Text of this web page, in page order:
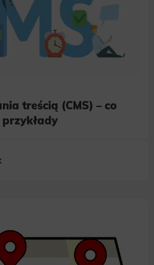
treścią (CMS) – co